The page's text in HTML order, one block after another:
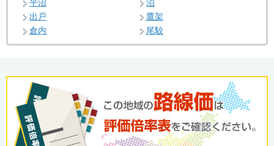
平沼
泊
出戸
鷹架
倉内
尾駮